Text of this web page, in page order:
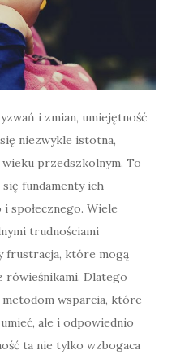
i zmian, umiejętność
niezwykle istotna,
przedszkolnym. To
się fundamenty ich
społecznego. Wiele
trudnościami
frustracja, które mogą
rówieśnikami. Dlatego
wsparcia, które
ale i odpowiednio
ta nie tylko wzbogaca